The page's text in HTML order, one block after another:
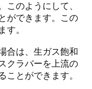
このようにして、
ができます。この
す。
合は、生ガス飽和
クラバーを上流の
ことができます。